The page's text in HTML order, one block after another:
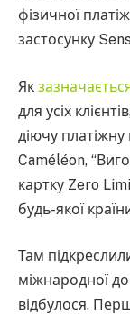
фізичної
застосунку
Як
для усіх
діючу
Caméléon,
картку Zero
будь-якої
Там
міжнародної
відбулося.